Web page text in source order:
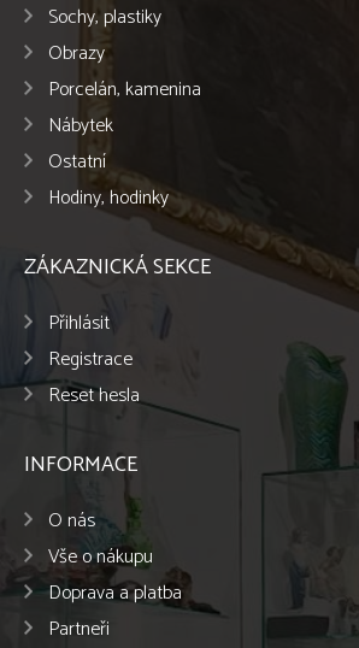
Sochy, plastiky
Obrazy
Porcelán, kamenina
Nábytek
Ostatní
Hodiny, hodinky
ZÁKAZNICKÁ SEKCE
Přihlásit
Registrace
Reset hesla
INFORMACE
O nás
Vše o nákupu
Doprava a platba
Partneři